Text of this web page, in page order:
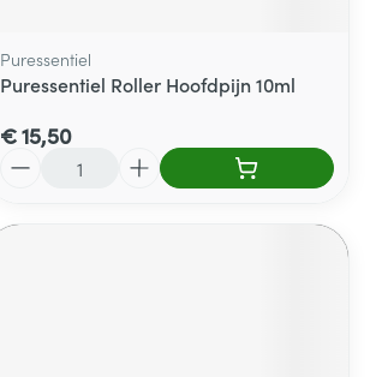
Puressentiel
Puressentiel Roller Hoofdpijn 10ml
€ 15,50